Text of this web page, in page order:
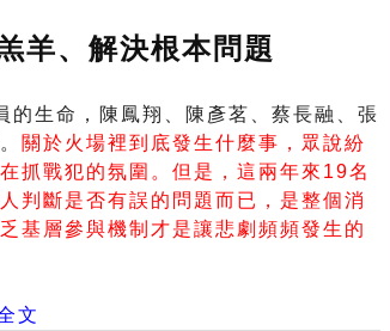
羊、解決根本問題
生命，陳鳳翔、陳彥茗、蔡長融、張
關於火場裡到底發生什麼事，眾說紛
抓戰犯的氛圍。但是，這兩年來19名
判斷是否有誤的問題而已，是整個消
基層參與機制才是讓悲劇頻頻發生的
文